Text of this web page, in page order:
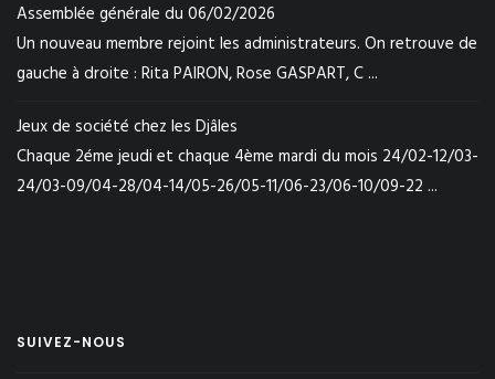
Assemblée générale du 06/02/2026
Un nouveau membre rejoint les administrateurs. On retrouve de
gauche à droite : Rita PAIRON, Rose GASPART, C ...
Jeux de société chez les Djâles
Chaque 2éme jeudi et chaque 4ème mardi du mois 24/02-12/03-
24/03-09/04-28/04-14/05-26/05-11/06-23/06-10/09-22 ...
SUIVEZ-NOUS